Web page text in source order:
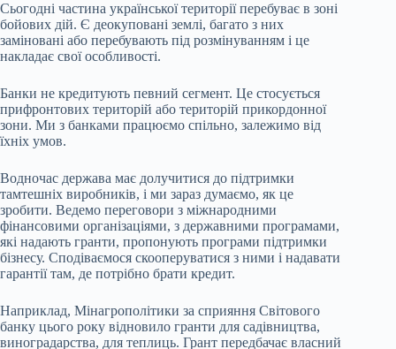
Сьогодні частина української території перебуває в зоні
бойових дій. Є деокуповані землі, багато з них
заміновані або перебувають під розмінуванням і це
накладає свої особливості.
Банки не кредитують певний сегмент. Це стосується
прифронтових територій або територій прикордонної
зони. Ми з банками працюємо спільно, залежимо від
їхніх умов.
Водночас держава має долучитися до підтримки
тамтешніх виробників, і ми зараз думаємо, як це
зробити. Ведемо переговори з міжнародними
фінансовими організаціями, з державними програмами,
які надають гранти, пропонують програми підтримки
бізнесу. Сподіваємося скооперуватися з ними і надавати
гарантії там, де потрібно брати кредит.
Наприклад, Мінагрополітики за сприяння Світового
банку цього року відновило гранти для садівництва,
виноградарства, для теплиць. Грант передбачає власний